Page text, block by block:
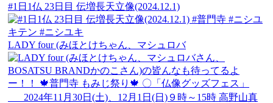
#1日1仏 23日目 伝増長天立像(2024.12.1)
LADY four (みほとけちゃん、マシュロバ